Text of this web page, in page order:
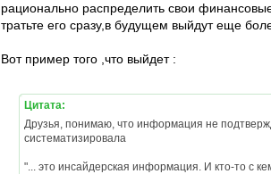
рационально распределить свои
тратьте его сразу,в будущем выйдут еще
Вот пример того ,что выйдет :
Цитата:
Друзья, понимаю, что информация не
систематизировала
"... это инсайдерская информация. И кто-то с